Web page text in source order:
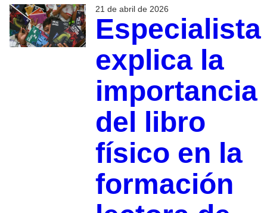
21 de abril de 2026
Especialista
explica la
importancia
del libro
físico en la
formación